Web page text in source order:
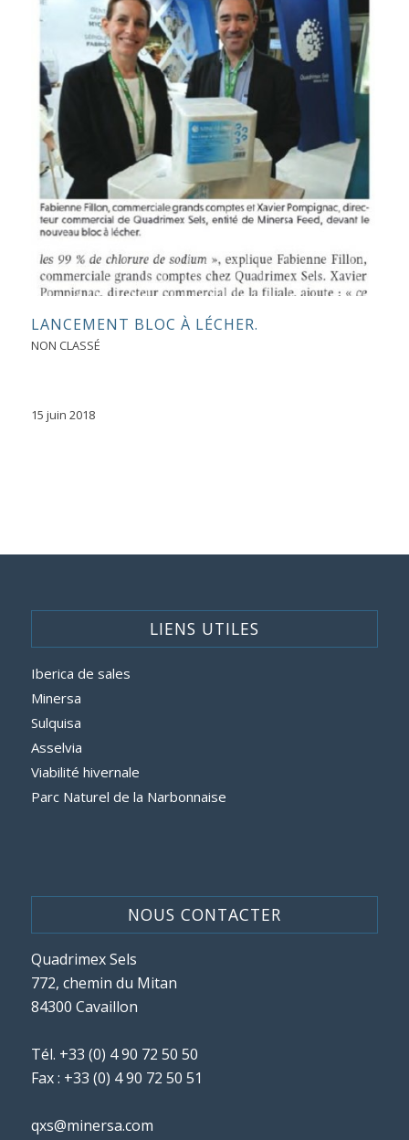
LANCEMENT BLOC À LÉCHER.
NON CLASSÉ
15 juin 2018
LIENS UTILES
Iberica de sales
Minersa
Sulquisa
Asselvia
Viabilité hivernale
Parc Naturel de la Narbonnaise
NOUS CONTACTER
Quadrimex Sels
772, chemin du Mitan
84300 Cavaillon
Tél. +33 (0) 4 90 72 50 50
Fax : +33 (0) 4 90 72 50 51
qxs@minersa.com